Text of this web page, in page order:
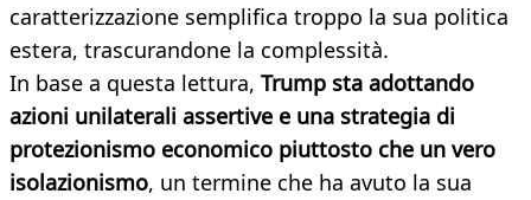
caratterizzazione semplifica troppo la sua politica
estera, trascurandone la complessità.
In base a questa lettura, Trump sta adottando
azioni unilaterali assertive e una strategia di
protezionismo economico piuttosto che un vero
isolazionismo, un termine che ha avuto la sua